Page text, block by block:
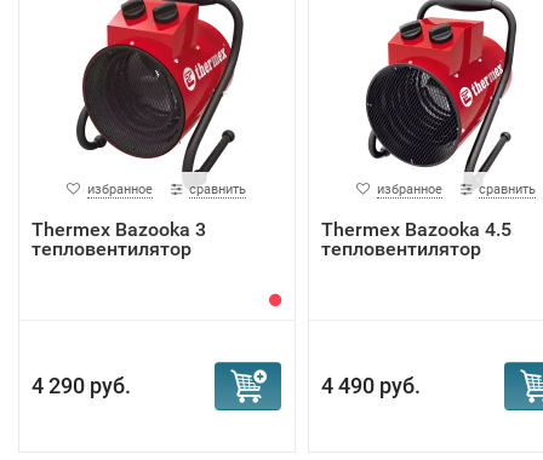
избранное сравнить
Тhermex Bazooka 3
тепловентилятор
4 290 руб.
избранное сравнить
Тhermex Bazooka 4.5
тепловентилятор
4 490 руб.